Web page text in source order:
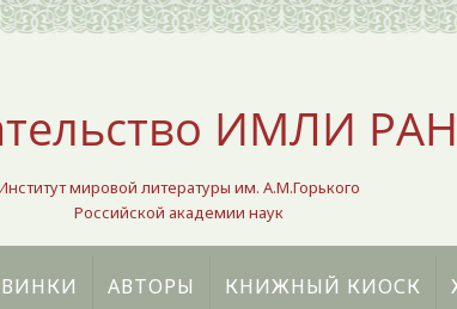
ИМЛИ РАН
мировой литературы им. А.М.Горького
Российской академии наук
АВТОРЫ КНИЖНЫЙ КИОСК